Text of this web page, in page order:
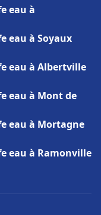
eau à
eau à Soyaux
eau à Albertville
eau à Mont de
eau à Mortagne
eau à Ramonville